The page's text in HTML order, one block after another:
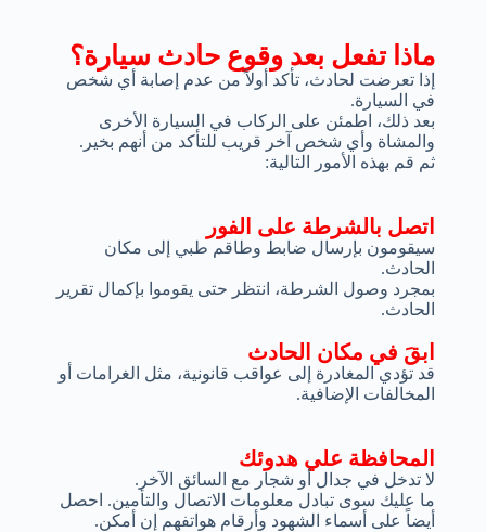
ماذا تفعل بعد وقوع حادث سيارة؟
إذا تعرضت لحادث، تأكد أولاً من عدم إصابة أي شخص
في السيارة.
بعد ذلك، اطمئن على الركاب في السيارة الأخرى
والمشاة وأي شخص آخر قريب للتأكد من أنهم بخير.
ثم قم بهذه الأمور التالية:
ابقَ في مكان الحادث
قد تؤدي المغادرة إلى عواقب قانونية، مثل الغرامات أو
المخالفات الإضافية.
اتصل بالشرطة على الفور
سيقومون بإرسال ضابط وطاقم طبي إلى مكان
الحادث.
بمجرد وصول الشرطة، انتظر حتى يقوموا بإكمال تقرير
الحادث.
المحافظة علي هدوئك
لا تدخل في جدال أو شجار مع السائق الآخر.
ما عليك سوى تبادل معلومات الاتصال والتأمين. احصل
أيضاً على أسماء الشهود وأرقام هواتفهم إن أمكن.